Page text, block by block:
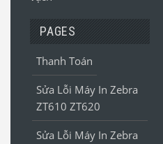
PAGES
Thanh Toán
Sửa Lỗi Máy In Zebra
ZT610 ZT620
Sửa Lỗi Máy In Zebra